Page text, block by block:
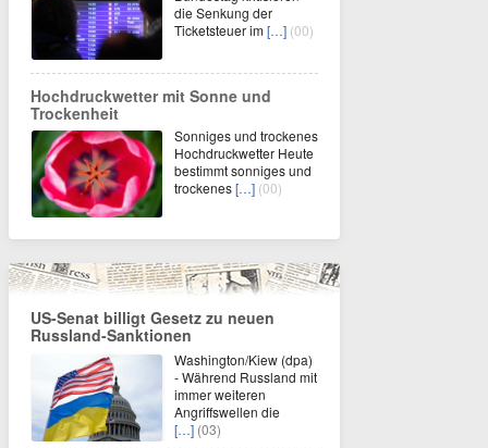
die Senkung der
Ticketsteuer im[…] (00)
Hochdruckwetter mit Sonne und
Trockenheit
Sonniges und trockenes
Hochdruckwetter Heute
bestimmt sonniges und
trockenes[…] (00)
US-Senat billigt Gesetz zu neuen
Russland-Sanktionen
Washington/Kiew (dpa)
- Während Russland mit
immer weiteren
Angriffswellen die
[…] (03)